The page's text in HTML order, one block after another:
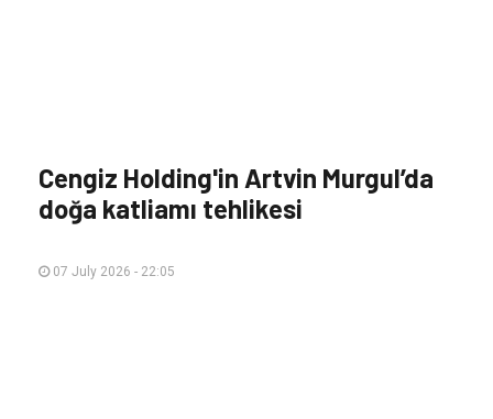
Cengiz Holding'in Artvin Murgul’da
doğa katliamı tehlikesi
07 July 2026 - 22:05